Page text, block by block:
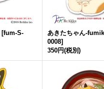
[fum-S-
あきたちゃん-
0008]
350円(税別)